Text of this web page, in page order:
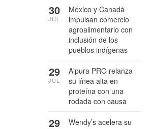
México y Canadá
impulsan comercio
agroalimentario con
inclusión de los
pueblos indígenas
30
JUL
Alpura PRO relanza
su línea alta en
proteína con una
rodada con causa
29
JUL
Wendy’s acelera su
29